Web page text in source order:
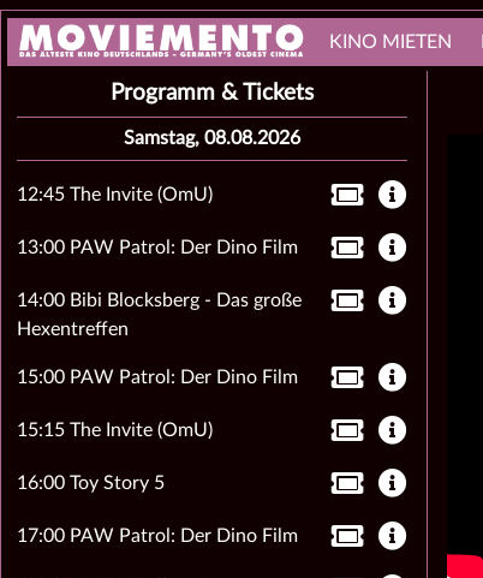
KINO MIETEN
Programm & Tickets
Samstag, 08.08.2026
12:45 The Invite (OmU)
13:00 PAW Patrol: Der Dino Film
14:00 Bibi Blocksberg - Das große
Hexentreffen
15:00 PAW Patrol: Der Dino Film
15:15 The Invite (OmU)
16:00 Toy Story 5
17:00 PAW Patrol: Der Dino Film